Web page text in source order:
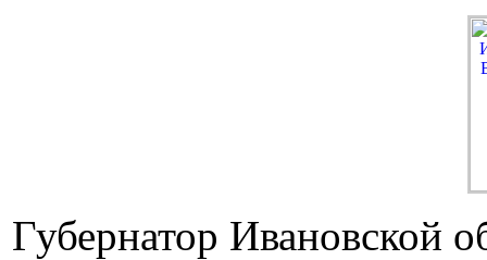
Губернатор Ивановской